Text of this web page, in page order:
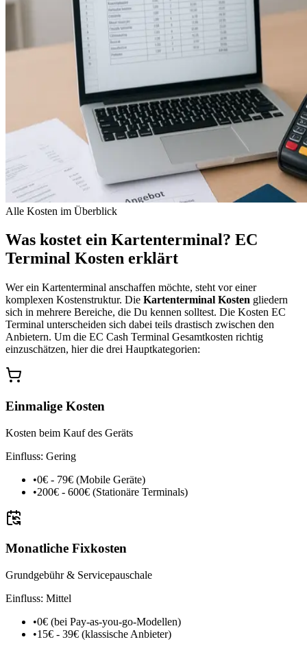
Alle Kosten im Überblick
Was kostet ein Kartenterminal? EC
Terminal Kosten erklärt
Wer ein Kartenterminal anschaffen möchte, steht vor einer
komplexen Kostenstruktur. Die Kartenterminal Kosten gliedern
sich in mehrere Bereiche, die Du kennen solltest. Die Kosten EC
Terminal unterscheiden sich dabei teils drastisch zwischen den
Anbietern. Um die EC Cash Terminal Gesamtkosten richtig
einzuschätzen, hier die drei Hauptkategorien:
Einmalige Kosten
Kosten beim Kauf des Geräts
Einfluss: Gering
•0€ - 79€ (Mobile Geräte)
•200€ - 600€ (Stationäre Terminals)
Monatliche Fixkosten
Grundgebühr & Servicepauschale
Einfluss: Mittel
•0€ (bei Pay-as-you-go-Modellen)
•15€ - 39€ (klassische Anbieter)